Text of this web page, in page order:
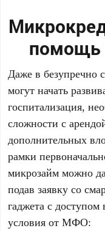
помощь
Даже в безупречно
могут начать
госпитализация,
сложности с
дополнительных
рамки
микрозайм можно
подав заявку со
гаджета с
условия от МФО: